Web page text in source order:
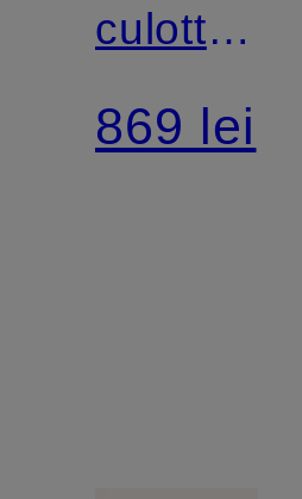
culotte
869 lei